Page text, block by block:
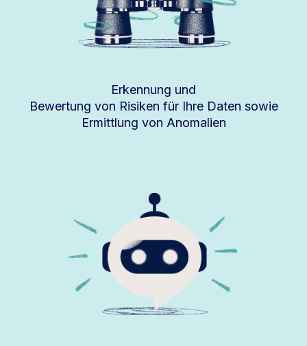
Erkennung und
Bewertung von Risiken für Ihre Daten sowie
Ermittlung von Anomalien